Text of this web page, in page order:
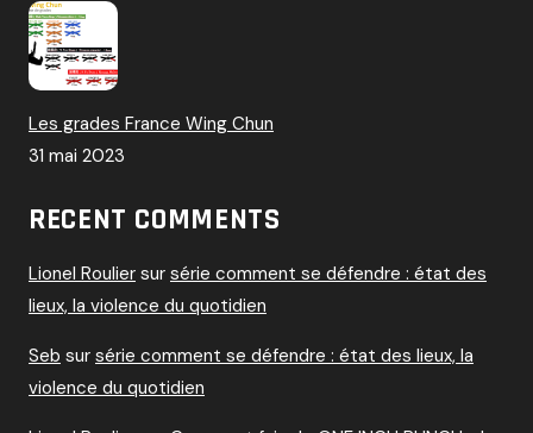
Les grades France Wing Chun
31 mai 2023
RECENT COMMENTS
Lionel Roulier sur série comment se défendre : état des
lieux, la violence du quotidien
Seb sur série comment se défendre : état des lieux, la
violence du quotidien